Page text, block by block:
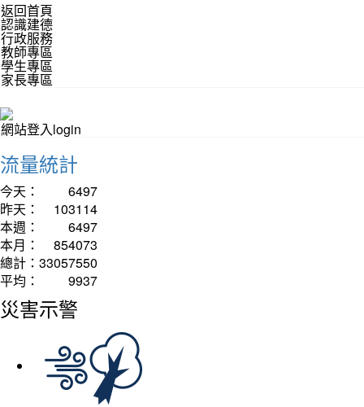
返回首頁
認識建德
行政服務
教師專區
學生專區
家長專區
網站登入login
流量統計
今天：
6497
昨天：
103114
本週：
6497
本月：
854073
總計： 33057550
平均：
9937
災害示警